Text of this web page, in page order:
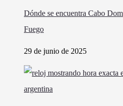
Dónde se encuentra Cabo
Fuego
29 de junio de 2025